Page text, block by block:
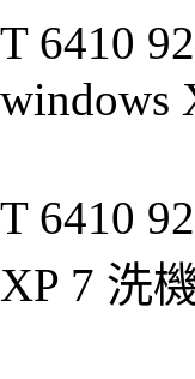
T 6410
windows
T 6410
XP 7 洗